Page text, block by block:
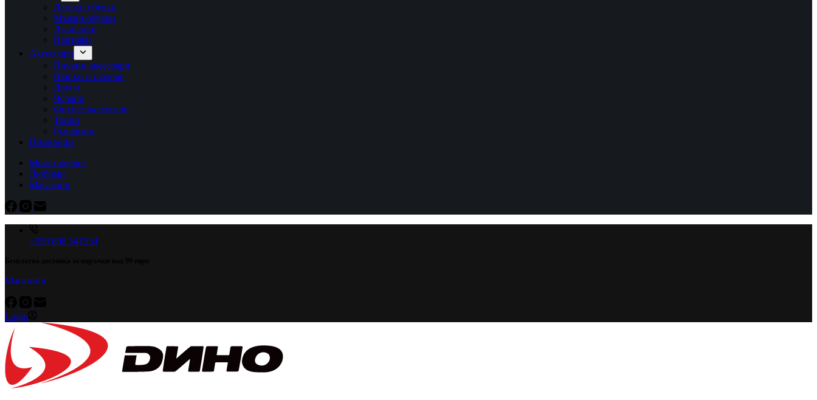
Дамски обувки
Мъжки обувки
Джапанки
Пантофи
Аксесоари
Плувни аксесоари
Шапки и шалове
Други
Чорапи
Фитнес аксесоари
Топки
Ръкавици
Промоции
Моят профил
Любими
Магазини
+359 898 541534
Магазини
Login